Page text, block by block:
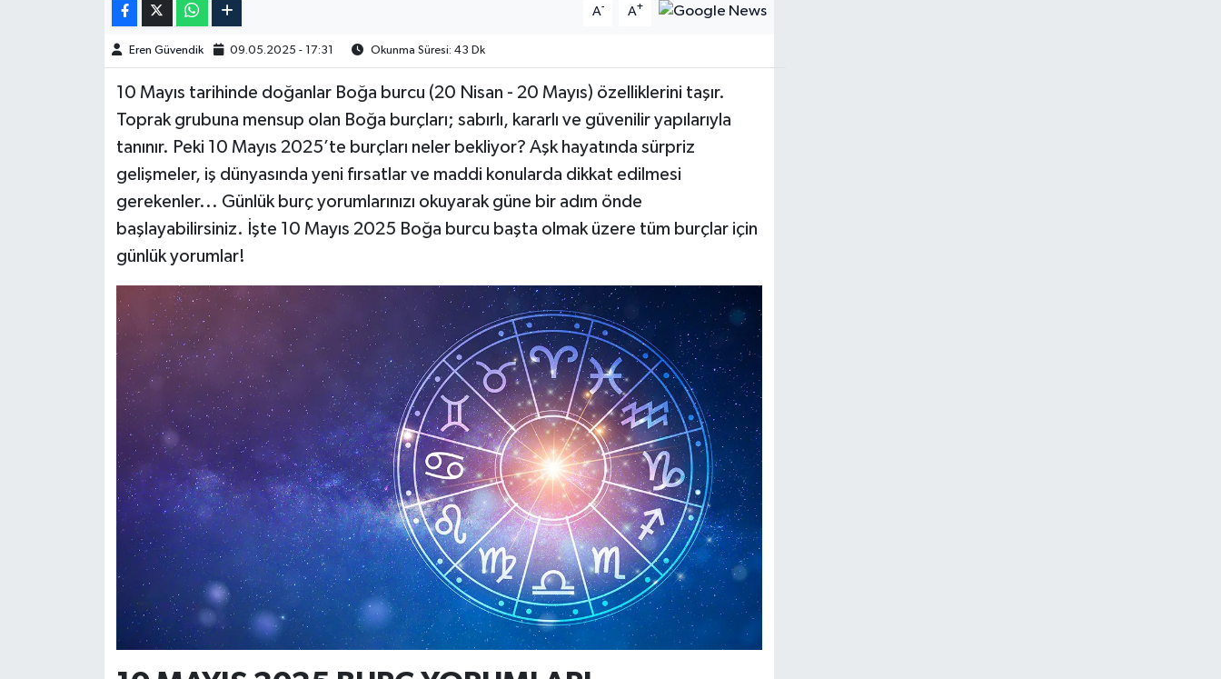
A- A+
Eren Güvendik 09.05.2025 - 17:31 Okunma Süresi: 43 Dk
10 Mayıs tarihinde doğanlar Boğa burcu (20 Nisan - 20 Mayıs) özelliklerini taşır.
Toprak grubuna mensup olan Boğa burçları; sabırlı, kararlı ve güvenilir yapılarıyla
tanınır. Peki 10 Mayıs 2025’te burçları neler bekliyor? Aşk hayatında sürpriz
gelişmeler, iş dünyasında yeni fırsatlar ve maddi konularda dikkat edilmesi
gerekenler... Günlük burç yorumlarınızı okuyarak güne bir adım önde
başlayabilirsiniz. İşte 10 Mayıs 2025 Boğa burcu başta olmak üzere tüm burçlar için
günlük yorumlar!
Kim kimdir?
Kültür Sanat
Yaşam-Çevre